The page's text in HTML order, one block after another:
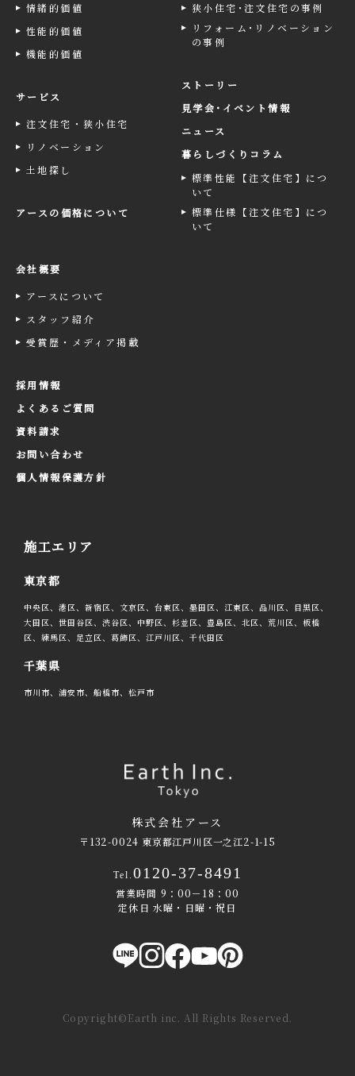
情緒的価値
性能的価値
機能的価値
サービス
注文住宅・狭小住宅
リノベーション
土地探し
アースの価格について
狭小住宅･注文住宅の事例
リフォーム･リノベーション
の事例
ストーリー
見学会･イベント情報
ニュース
暮らしづくりコラム
標準性能【注文住宅】につ
いて
標準仕様【注文住宅】につ
いて
会社概要
アースについて
スタッフ紹介
受賞歴・メディア掲載
採用情報
よくあるご質問
資料請求
お問い合わせ
個人情報保護方針
施工エリア
東京都
中央区、港区、新宿区、文京区、台東区、墨田区、江東区、品川区、目黒区、
大田区、世田谷区、渋谷区、中野区、杉並区、豊島区、北区、荒川区、板橋
区、練馬区、足立区、葛飾区、江戸川区、千代田区
千葉県
市川市、浦安市、船橋市、松戸市
株式会社アース
〒132-0024 東京都江戸川区一之江2-1-15
Tel. 0120-37-8491
営業時間 9：00－18：00
定休日 水曜・日曜・祝日
Copyright©Earth inc. All Rights Reserved.